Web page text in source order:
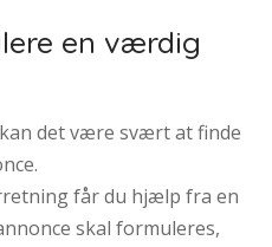
en værdig
det være svært at finde
får du hjælp fra en
skal formuleres,